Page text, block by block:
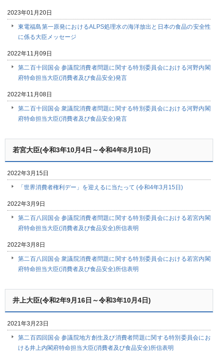
2023年01月20日
東電福島第一原発におけるALPS処理水の海洋放出と日本の食品の安全性
に係る大臣メッセージ
2022年11月09日
第二百十回国会 参議院消費者問題に関する特別委員会における河野内閣
府特命担当大臣(消費者及び食品安全)発言
2022年11月08日
第二百十回国会 衆議院消費者問題に関する特別委員会における河野内閣
府特命担当大臣(消費者及び食品安全)発言
若宮大臣(令和3年10月4日～令和4年8月10日)
2022年3月15日
「世界消費者権利デー」を迎えるに当たって (令和4年3月15日)
2022年3月9日
第二百八回国会 参議院消費者問題に関する特別委員会における若宮内閣
府特命担当大臣(消費者及び食品安全)所信表明
2022年3月8日
第二百八回国会 衆議院消費者問題に関する特別委員会における若宮内閣
府特命担当大臣(消費者及び食品安全)所信表明
井上大臣(令和2年9月16日～令和3年10月4日)
2021年3月23日
第二百四回国会 参議院地方創生及び消費者問題に関する特別委員会にお
ける井上内閣府特命担当大臣(消費者及び食品安全)所信表明